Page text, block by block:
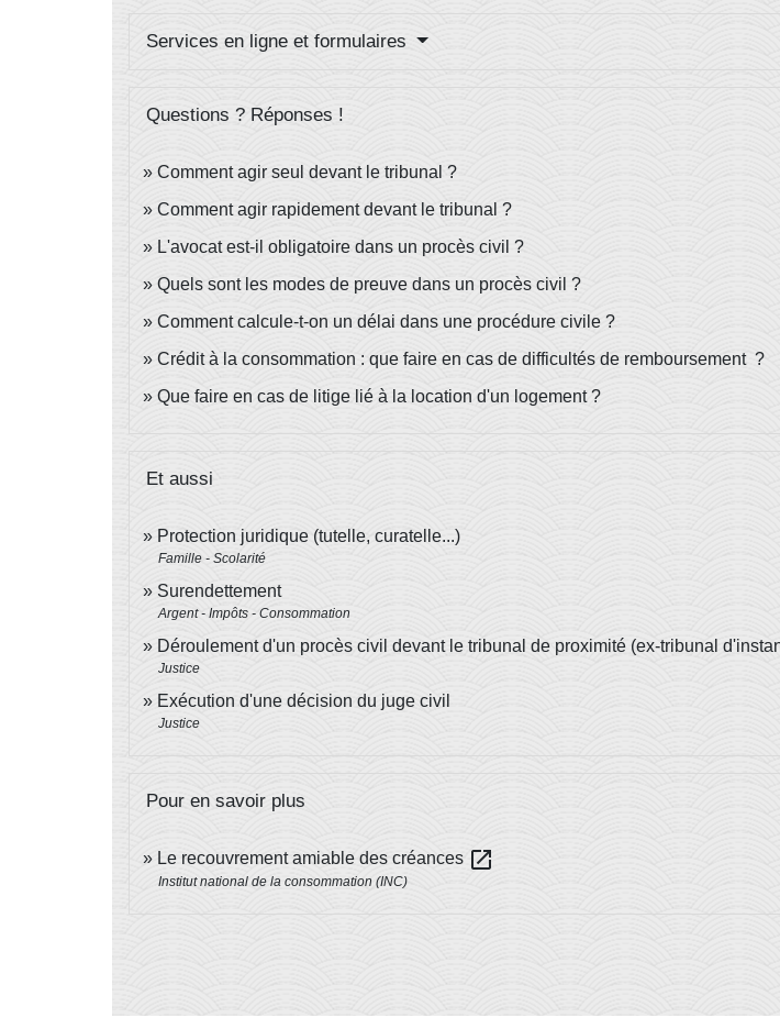
Services en ligne et formulaires
Questions ? Réponses !
Comment agir seul devant le tribunal ?
Comment agir rapidement devant le tribunal ?
L'avocat est-il obligatoire dans un procès civil ?
Quels sont les modes de preuve dans un procès civil ?
Comment calcule-t-on un délai dans une procédure civile ?
Crédit à la consommation : que faire en cas de difficultés de remboursement ?
Que faire en cas de litige lié à la location d'un logement ?
Et aussi
Protection juridique (tutelle, curatelle...)
Famille - Scolarité
Surendettement
Argent - Impôts - Consommation
Déroulement d'un procès civil devant le tribunal de proximité (ex-tribunal
Justice
Exécution d'une décision du juge civil
Justice
Pour en savoir plus
Le recouvrement amiable des créances open_in_new
Institut national de la consommation (INC)